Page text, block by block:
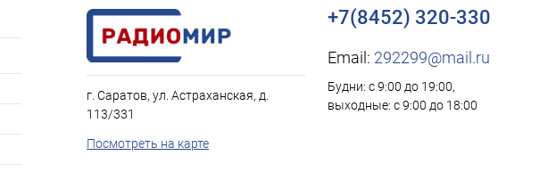
г. Саратов, ул. Астраханская, д.
113/331
Посмотреть на карте
+7(8452) 320-330
Email: 292299@mail.ru
Будни: с 9:00 до 19:00,
выходные: с 9:00 до 18:00